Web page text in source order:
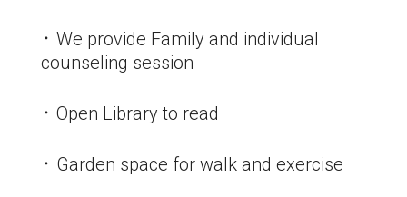
᛫ We provide Family and individual
counseling session
᛫ Open Library to read
᛫ Garden space for walk and exercise